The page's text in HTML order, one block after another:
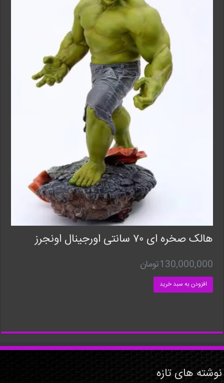
هالک صخره ای ۷۰ سانتی اورجینال اونجرز
130,000,000تومان
افزودن به سبد خرید
نوشته های تازه